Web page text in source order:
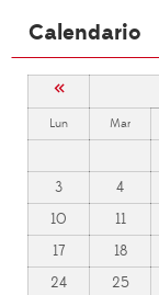
Calendario
«
Lun Mar
3
4
10
11
17
18
24
25